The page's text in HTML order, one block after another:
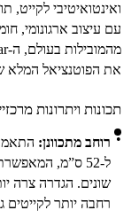
ואינטואיטיבי לקייט,
עם עיצוב ארגונומי,
מהמובילות בעולם, ה-
את הפוטנציאל המלא
תכונות ויתרונות
רוחב מתכוונן:
ל-52 ס”מ, המאפשרת
שונים. הגדרה צרה
רחבה יותר לקייטים